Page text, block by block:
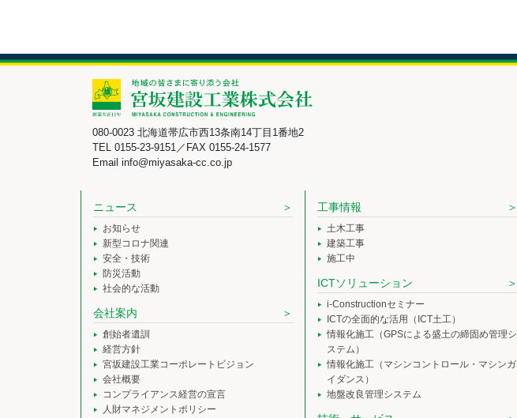
080-0023 北海道帯広市西13条南14丁目1番地2
TEL 0155-23-9151／FAX 0155-24-1577
Email info@miyasaka-cc.co.jp
ニュース
お知らせ
新型コロナ関連
安全・技術
防災活動
社会的な活動
会社案内
創始者遺訓
経営方針
宮坂建設工業コーポレートビジョン
会社概要
コンプライアンス経営の宣言
人財マネジメントポリシー
工事情報
土木工事
建築工事
施工中
ICTソリューション
i-Constructionセミナー
ICTの全面的な活用（ICT土工）
情報化施工（GPSによる盛土の締固め管理シ
ステム）
情報化施工（マシンコントロール・マシンガ
イダンス）
地盤改良管理システム